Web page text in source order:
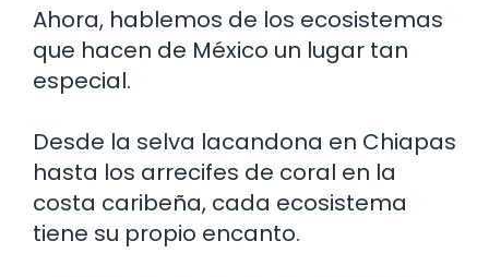
Ahora, hablemos de los ecosistemas
que hacen de México un lugar tan
especial.
Desde la selva lacandona en Chiapas
hasta los arrecifes de coral en la
costa caribeña, cada ecosistema
tiene su propio encanto.